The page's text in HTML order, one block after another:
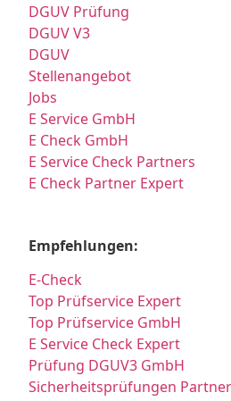
DGUV Prüfung
DGUV V3
DGUV
Stellenangebot
Jobs
E Service GmbH
E Check GmbH
E Service Check Partners
E Check Partner Expert
Empfehlungen:
E-Check
Top Prüfservice Expert
Top Prüfservice GmbH
E Service Check Expert
Prüfung DGUV3 GmbH
Sicherheitsprüfungen